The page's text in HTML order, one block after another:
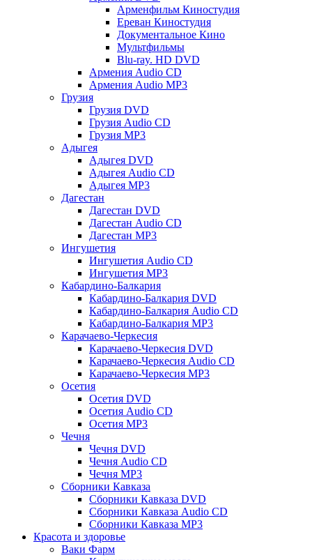
Арменфильм Киностудия
Ереван Киностудия
Документальное Кино
Мультфильмы
Blu-ray. HD DVD
Армения Audio CD
Армения Audio MP3
Грузия
Грузия DVD
Грузия Audio CD
Грузия MP3
Адыгея
Адыгея DVD
Адыгея Audio CD
Адыгея MP3
Дагестан
Дагестан DVD
Дагестан Audio CD
Дагестан MP3
Ингушетия
Ингушетия Audio CD
Ингушетия MP3
Кабардино-Балкария
Кабардино-Балкария DVD
Кабардино-Балкария Audio CD
Кабардино-Балкария MP3
Карачаево-Черкесия
Карачаево-Черкесия DVD
Карачаево-Черкесия Audio CD
Карачаево-Черкесия MP3
Осетия
Осетия DVD
Осетия Audio CD
Осетия MP3
Чечня
Чечня DVD
Чечня Audio CD
Чечня MP3
Сборники Кавказа
Сборники Кавказа DVD
Сборники Кавказа Audio CD
Сборники Кавказа MP3
Красота и здоровье
Ваки Фарм